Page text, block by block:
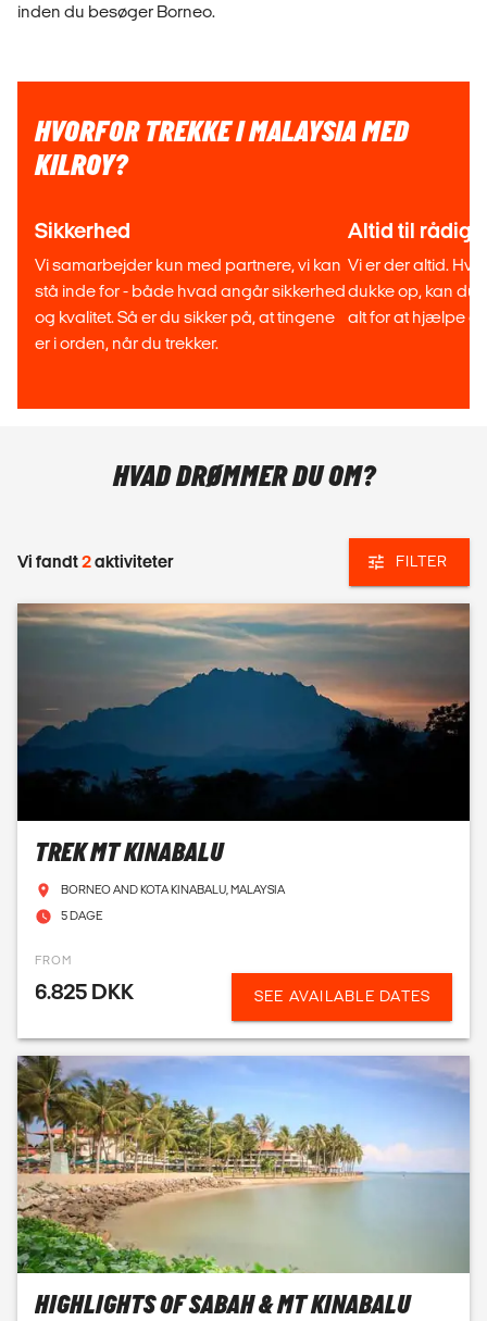
inden du besøger Borneo.
HVORFOR TREKKE I MALAYSIA MED
KILROY?
Sikkerhed
Vi samarbejder kun med partnere, vi kan
stå inde for - både hvad angår sikkerhed
og kvalitet. Så er du sikker på, at tingene
er i orden, når du trekker.
Altid til
Vi er der altid.
dukke op, kan du
alt for at hjælpe
HVAD DRØMMER DU OM?
Vi fandt2aktiviteter FILTER
TREK MT KINABALU
BORNEO AND KOTA KINABALU, MALAYSIA
5 DAGE
FROM
6.825 DKK SEE AVAILABLE DATES
HIGHLIGHTS OF SABAH & MT KINABALU